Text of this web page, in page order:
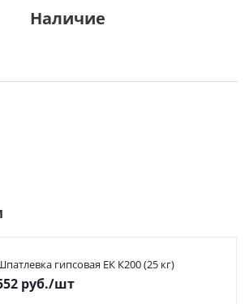
Наличие
гипсовая ЕК К200 (25 кг)
руб./шт